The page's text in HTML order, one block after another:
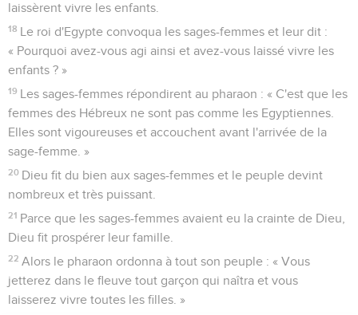
laissèrent vivre les enfants.
18 Le roi d'Egypte convoqua les sages-femmes et leur dit :
« Pourquoi avez-vous agi ainsi et avez-vous laissé vivre les
enfants ? »
19 Les sages-femmes répondirent au pharaon : « C'est que les
femmes des Hébreux ne sont pas comme les Egyptiennes.
Elles sont vigoureuses et accouchent avant l'arrivée de la
sage-femme. »
20 Dieu fit du bien aux sages-femmes et le peuple devint
nombreux et très puissant.
21 Parce que les sages-femmes avaient eu la crainte de Dieu,
Dieu fit prospérer leur famille.
22 Alors le pharaon ordonna à tout son peuple : « Vous
jetterez dans le fleuve tout garçon qui naîtra et vous
laisserez vivre toutes les filles. »